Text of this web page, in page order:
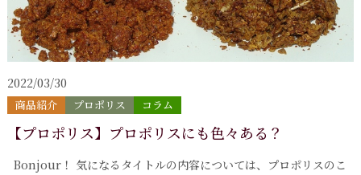
2022/03/30
商品紹介 プロポリス コラム
【プロポリス】プロポリスにも色々ある？
Bonjour！ 気になるタイトルの内容については、プロポリスのこ